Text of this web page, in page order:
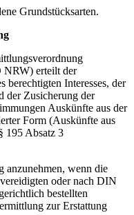
Grundstücksarten.
NRW) erteilt der
berechtigten Interesses, der
der Zusicherung der
Auskünfte aus der
Form (Auskünfte aus
195 Absatz 3
anzunehmen, wenn die
oder nach DIN
bestellten
zur Erstattung